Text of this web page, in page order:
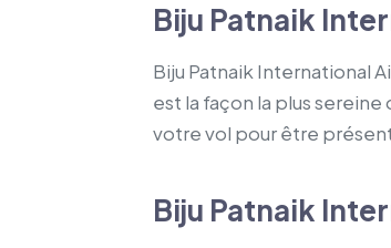
Biju Patnaik
Biju Patnaik International
est la façon la plus
votre vol pour être
Biju Patnaik